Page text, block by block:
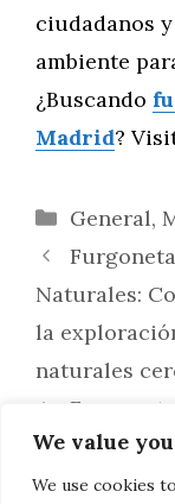
We value
We use cookies
ciudadanos
ambiente
¿Buscando
Madrid?
General,
Naturales:
la
naturales
Explorando
siendo